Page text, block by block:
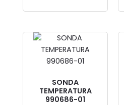
SONDA
TEMPERATURA
990686-01